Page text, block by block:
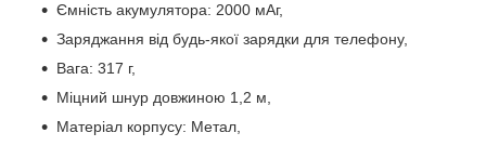
Ємність акумулятора: 2000 мАг,
Заряджання від будь-якої зарядки для телефону,
Вага: 317 г,
Міцний шнур довжиною 1,2 м,
Матеріал корпусу: Метал,